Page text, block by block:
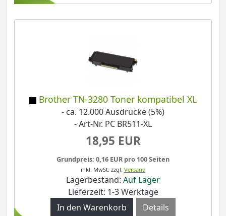
Brother TN-3280 Toner kompatibel XL
- ca. 12.000 Ausdrucke (5%)
- Art-Nr. PC BR511-XL
18,95 EUR
Grundpreis: 0,16 EUR pro 100 Seiten
inkl. MwSt. zzgl. Versand
Lagerbestand: Auf Lager
Lieferzeit: 1-3 Werktage
Details